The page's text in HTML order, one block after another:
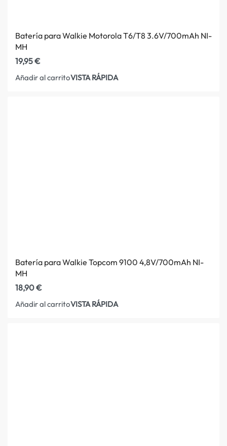
Batería para Walkie Motorola T6/T8 3.6V/700mAh NI-
MH
19,95€
Añadir al carritoVISTA RÁPIDA
Batería para Walkie Topcom 9100 4,8V/700mAh NI-
MH
18,90€
Añadir al carritoVISTA RÁPIDA